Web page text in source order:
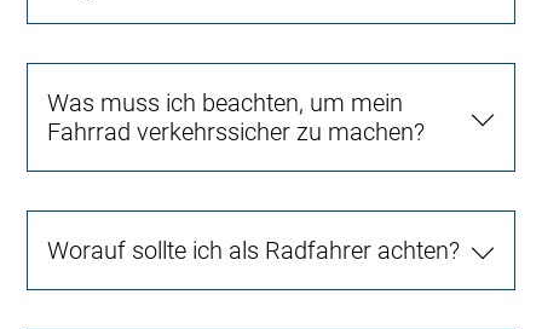
Was muss ich beachten, um mein
Fahrrad verkehrssicher zu machen?
Worauf sollte ich als Radfahrer achten?